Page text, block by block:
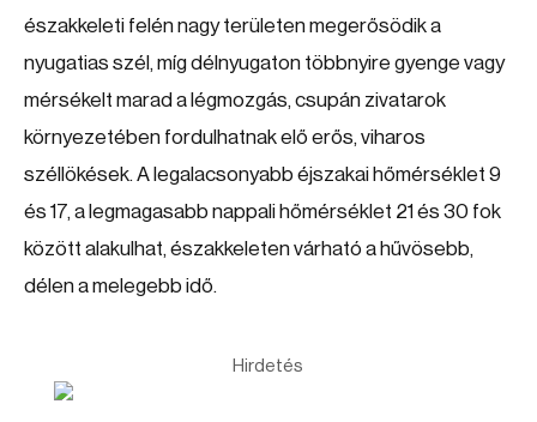
északkeleti felén nagy területen megerősödik a
nyugatias szél, míg délnyugaton többnyire gyenge vagy
mérsékelt marad a légmozgás, csupán zivatarok
környezetében fordulhatnak elő erős, viharos
széllökések. A legalacsonyabb éjszakai hőmérséklet 9
és 17, a legmagasabb nappali hőmérséklet 21 és 30 fok
között alakulhat, északkeleten várható a hűvösebb,
délen a melegebb idő.
Hirdetés